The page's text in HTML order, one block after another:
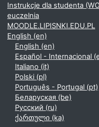
Instrukcje dla studenta
euczelnia
MOODLE.LIPISNKI.EDU.PL
English ‎(en)‎
English ‎(en)‎
Español - Internacional
Italiano ‎(it)‎
Polski ‎(pl)‎
Português - Portugal ‎(pt)‎
Беларуская ‎(be)‎
Русский ‎(ru)‎
ქართული ‎(ka)‎